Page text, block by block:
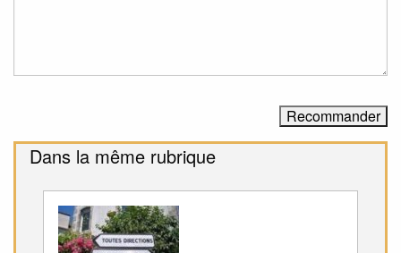
Dans la même rubrique